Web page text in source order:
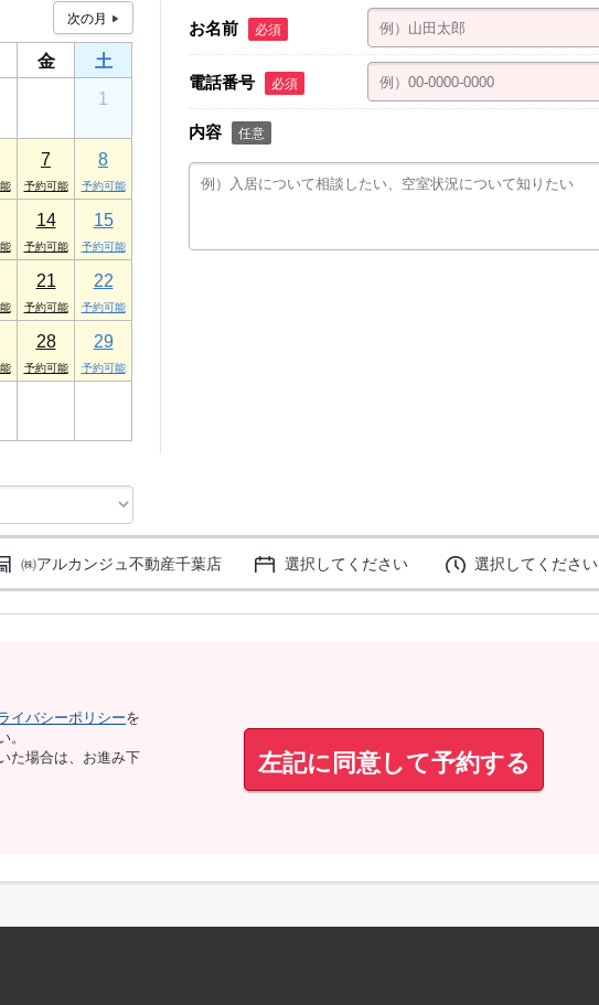
金
土
1
7 8
14 15
21 22
28 29
お名前 必須
電話番号 必須
内容 任意
㈱アルカンジュ不動産千葉店 選択してください 選択してください
イバシーポリシーを
。
た場合は、お進み下
左記に同意して予約する